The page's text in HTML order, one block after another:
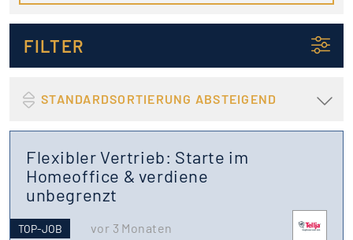
FILTER
STANDARDSORTIERUNG ABSTEIGEND
Flexibler Vertrieb: Starte im
Homeoffice & verdiene
unbegrenzt
TOP-JOB
vor 3 Monaten